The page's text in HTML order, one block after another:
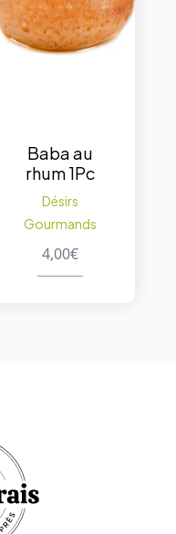
Baba au
rhum 1Pc
Désirs
Gourmands
4,00€